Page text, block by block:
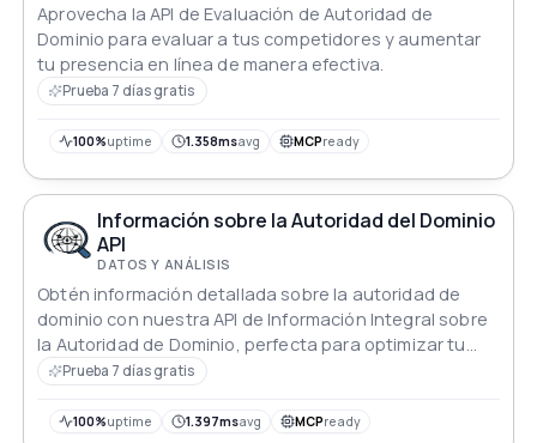
Aprovecha la API de Evaluación de Autoridad de
Dominio para evaluar a tus competidores y aumentar
tu presencia en línea de manera efectiva.
Prueba 7 días gratis
100%uptime 1.358msavg MCPready
Información sobre la Autoridad del Dominio
API
DATOS Y ANÁLISIS
Obtén información detallada sobre la autoridad de
dominio con nuestra API de Información Integral sobre
la Autoridad de Dominio, perfecta para optimizar tu
estrategia de SEO.
Prueba 7 días gratis
100%uptime 1.397msavg MCPready